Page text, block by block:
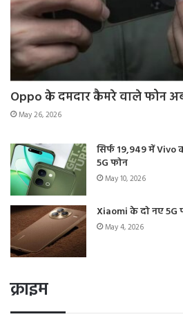
Oppo के दमदार कैमरे वाले फोन
May 26, 2026
सिर्फ 19,949 में Vivo
5G फोन
May 10, 2026
Xiaomi के दो नए
May 4, 2026
क्राइम